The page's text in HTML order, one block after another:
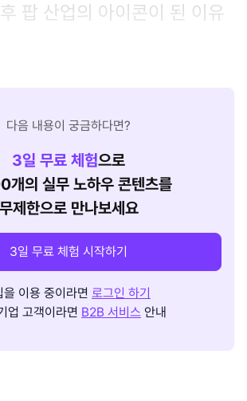
팝 산업의 아이콘이 된 이유
다음 내용이 궁금하다면?
3일 무료 체험으로
의 실무 노하우 콘텐츠를
무제한으로 만나보세요
3일 무료 체험 시작하기
을 이용 중이라면 로그인 하기
업 고객이라면 B2B 서비스 안내